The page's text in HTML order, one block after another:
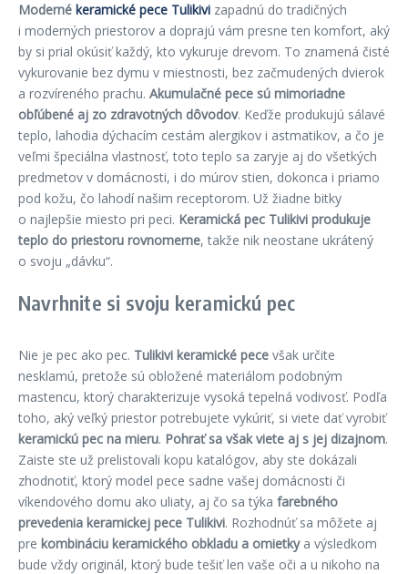
Moderné keramické pece Tulikivi zapadnú do tradičných
i moderných priestorov a doprajú vám presne ten komfort, aký
by si prial okúsiť každý, kto vykuruje drevom. To znamená čisté
vykurovanie bez dymu v miestnosti, bez začmudených dvierok
a rozvíreného prachu. Akumulačné pece sú mimoriadne
obľúbené aj zo zdravotných dôvodov. Keďže produkujú sálavé
teplo, lahodia dýchacím cestám alergikov i astmatikov, a čo je
veľmi špeciálna vlastnosť, toto teplo sa zaryje aj do všetkých
predmetov v domácnosti, i do múrov stien, dokonca i priamo
pod kožu, čo lahodí našim receptorom. Už žiadne bitky
o najlepšie miesto pri peci. Keramická pec Tulikivi produkuje
teplo do priestoru rovnomerne, takže nik neostane ukrátený
o svoju „dávku“.
Navrhnite si svoju keramickú pec
Nie je pec ako pec. Tulikivi keramické pece však určite
nesklamú, pretože sú obložené materiálom podobným
mastencu, ktorý charakterizuje vysoká tepelná vodivosť. Podľa
toho, aký veľký priestor potrebujete vykúriť, si viete dať vyrobiť
keramickú pec na mieru. Pohrať sa však viete aj s jej dizajnom.
Zaiste ste už prelistovali kopu katalógov, aby ste dokázali
zhodnotiť, ktorý model pece sadne vašej domácnosti či
víkendového domu ako uliaty, aj čo sa týka farebného
prevedenia keramickej pece Tulikivi. Rozhodnúť sa môžete aj
pre kombináciu keramického obkladu a omietkya výsledkom
bude vždy originál, ktorý bude tešiť len vaše oči a u nikoho na